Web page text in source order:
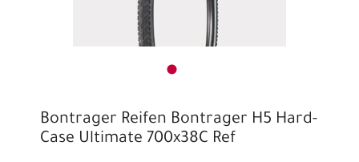
Bontrager Reifen Bontrager H5 Hard-
Case Ultimate 700x38C Ref